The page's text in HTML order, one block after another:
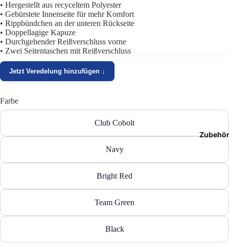
Hosen
Shorts
Zubehör
• Hergestellt aus recyceltem Polyester
• Gebürstete Innenseite für mehr Komfort
• Rippbündchen an der unteren Rückseite
• Doppellagige Kapuze
• Durchgehender Reißverschluss vorne
• Zwei Seitentaschen mit Reißverschluss
Jetzt Veredelung hinzufügen ↓
Farbe
Club Cobolt
Navy
Bright Red
Team Green
Black